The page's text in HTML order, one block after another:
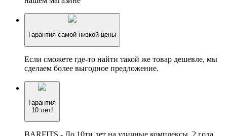
Гарантия самой низкой цены
Если сможете где-то найти такой же товар дешевле, мы
сделаем более выгодное предложение.
Гарантия
10 лет!